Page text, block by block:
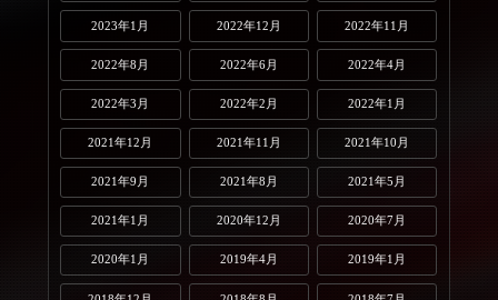
2023年1月 2022年12月 2022年11月
2022年8月 2022年6月 2022年4月
2022年3月 2022年2月 2022年1月
2021年12月 2021年11月 2021年10月
2021年9月 2021年8月 2021年5月
2021年1月 2020年12月 2020年7月
2020年1月 2019年4月 2019年1月